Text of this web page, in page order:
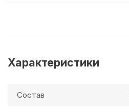
Характеристики
Состав